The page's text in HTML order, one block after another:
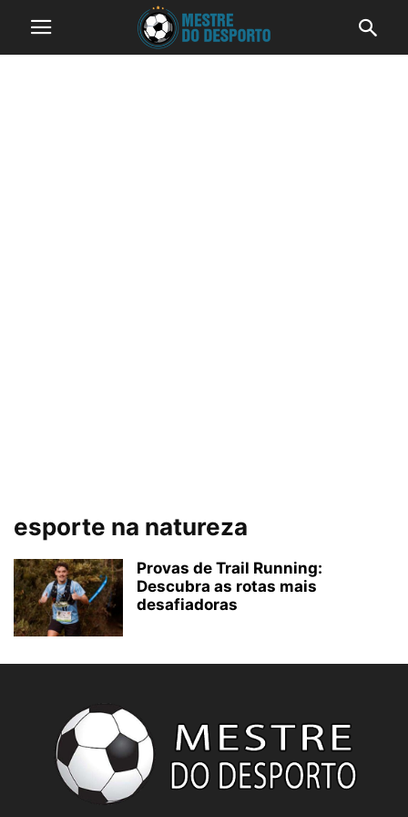
esporte na natureza
Provas de Trail Running:
Descubra as rotas mais
desafiadoras